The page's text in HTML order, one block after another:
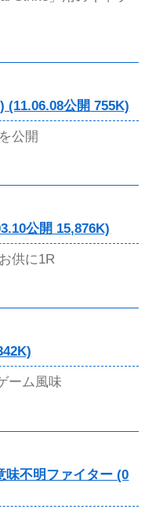
(11.06.08公開 755K)
公開
公開 15,876K)
供に1R
ーム風味
味不明ファイター (0